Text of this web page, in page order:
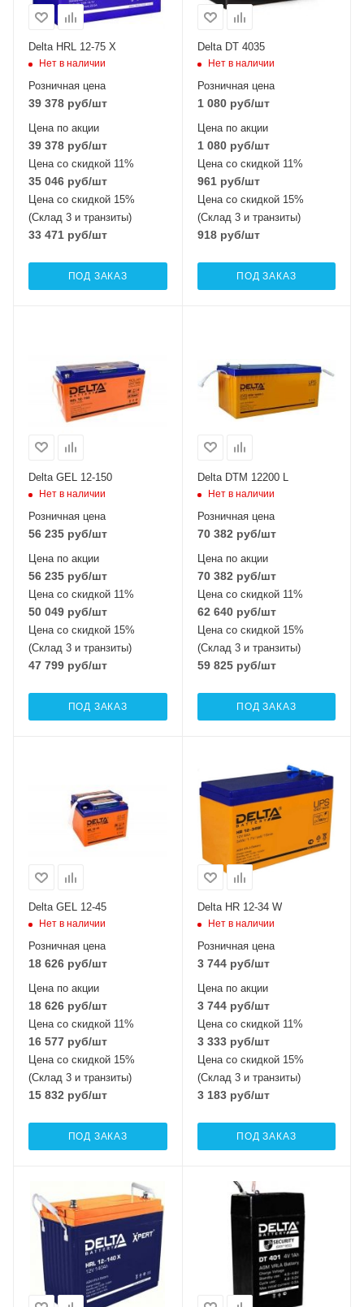
Delta HRL 12-75 X
Нет в наличии
Розничная цена
39 378 руб/шт
Цена по акции
39 378 руб/шт
Цена со скидкой 11%
35 046 руб/шт
Цена со скидкой 15%
(Склад 3 и транзиты)
33 471 руб/шт
ПОД ЗАКАЗ
Delta DT 4035
Нет в наличии
Розничная цена
1 080руб/шт
Цена по акции
1 080руб/шт
Цена со скидкой 11%
961руб/шт
Цена со скидкой 15%
(Склад 3 и транзиты)
918руб/шт
ПОД ЗАКАЗ
Delta GEL 12-150
Нет в наличии
Розничная цена
56 235 руб/шт
Цена по акции
56 235 руб/шт
Цена со скидкой 11%
50 049 руб/шт
Цена со скидкой 15%
(Склад 3 и транзиты)
47 799 руб/шт
ПОД ЗАКАЗ
Delta DTM 12200 L
Нет в наличии
Розничная цена
70 382 руб/шт
Цена по акции
70 382 руб/шт
Цена со скидкой 11%
62 640руб/шт
Цена со скидкой 15%
(Склад 3 и транзиты)
59 825руб/шт
ПОД ЗАКАЗ
Delta GEL 12-45
Нет в наличии
Розничная цена
18 626 руб/шт
Цена по акции
18 626 руб/шт
Цена со скидкой 11%
16 577 руб/шт
Цена со скидкой 15%
(Склад 3 и транзиты)
15 832 руб/шт
ПОД ЗАКАЗ
Delta HR 12-34 W
Нет в наличии
Розничная цена
3 744руб/шт
Цена по акции
3 744руб/шт
Цена со скидкой 11%
3 333руб/шт
Цена со скидкой 15%
(Склад 3 и транзиты)
3 183руб/шт
ПОД ЗАКАЗ